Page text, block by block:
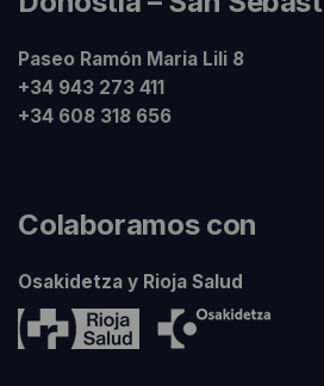
Paseo Ramón Maria Lili 8
+34 943 273 411
+34 608 318 656
Colaboramos con
Osakidetza y Rioja Salud